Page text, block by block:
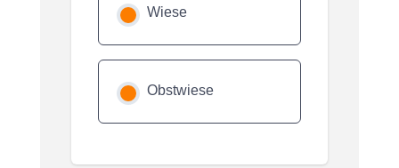
Wiese
Obstwiese